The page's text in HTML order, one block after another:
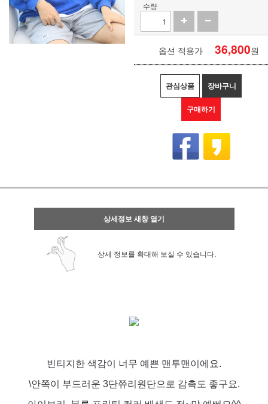
수량
옵션 적용가 36,800원
관심상품 장바구니
구매하기
상세정보 새창 열기
상세 정보를 확대해 보실 수 있습니다.
빈티지한 색감이 너무 예쁜 맨투맨이에요.
\안쪽이 부드러운 3단쮸리원단으로 감촉도 좋구요.